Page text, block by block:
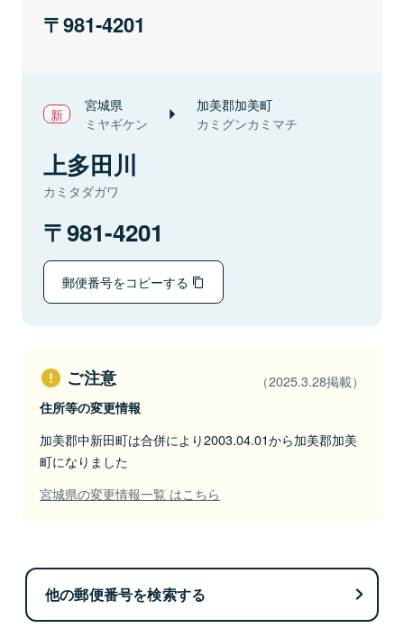
981-4201
宮城県
ミヤギケン
加美郡加美町
カミグンカミマチ
上多田川
カミタダガワ
981-4201
郵便番号をコピーする
ご注意 （2025.3.28掲載）
住所等の変更情報
加美郡中新田町は合併により2003.04.01から加美郡加美
町になりました
宮城県の変更情報一覧 はこちら
他の郵便番号を検索する